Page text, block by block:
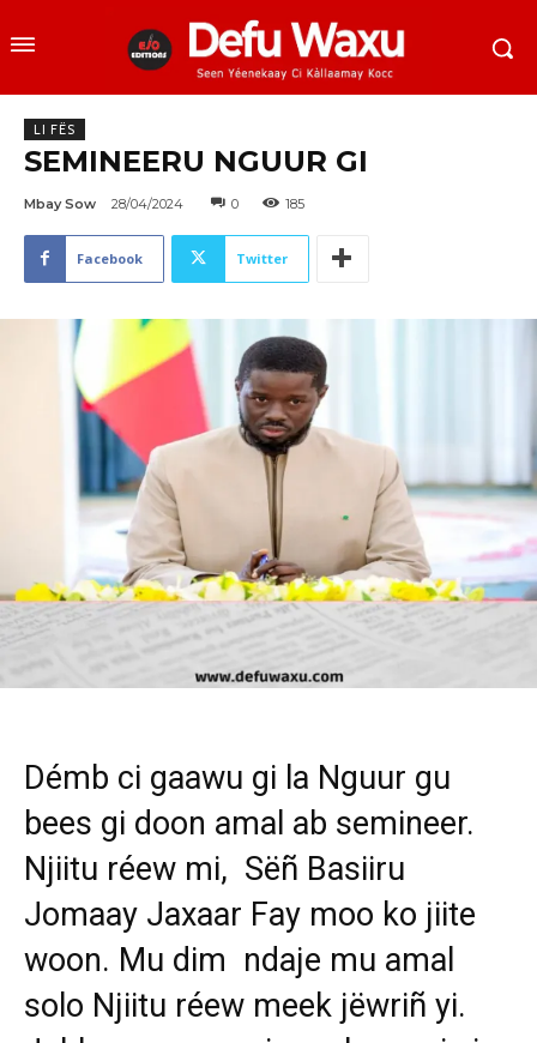
LI FËS
SEMINEERU NGUUR GI
Mbay Sow 28/04/2024 0 185
Facebook Twitter
Démb ci gaawu gi la Nguur gu
bees gi doon amal ab semineer.
Njiitu réew mi, Sëñ Basiiru
Jomaay Jaxaar Fay moo ko jiite
woon. Mu dim ndaje mu amal
solo Njiitu réew meek jëwriñ yi.